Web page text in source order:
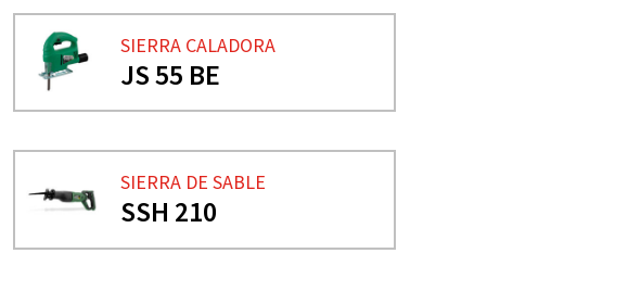
SIERRA CALADORA
JS 55 BE
SIERRA DE SABLE
SSH 210